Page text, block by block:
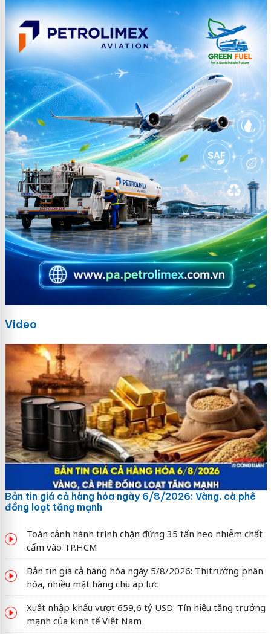
Video
Bản tin giá cả hàng hóa ngày 6/8/2026: Vàng, cà phê
đồng loạt tăng mạnh
Toàn cảnh hành trình chặn đứng 35 tấn heo nhiễm chất
cấm vào TP.HCM
Bản tin giá cả hàng hóa ngày 5/8/2026: Thị trường phân
hóa, nhiều mặt hàng chịu áp lực
Xuất nhập khẩu vượt 659,6 tỷ USD: Tín hiệu tăng trưởng
mạnh của kinh tế Việt Nam